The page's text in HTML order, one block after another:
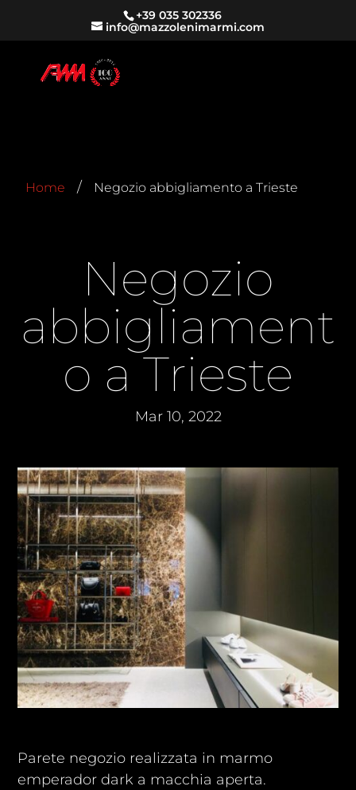
+39 035 302336
info@mazzolenimarmi.com
Home / Negozio abbigliamento a Trieste
Negozio
abbigliament
o a Trieste
Mar 10, 2022
Parete negozio realizzata in marmo
emperador dark a macchia aperta.